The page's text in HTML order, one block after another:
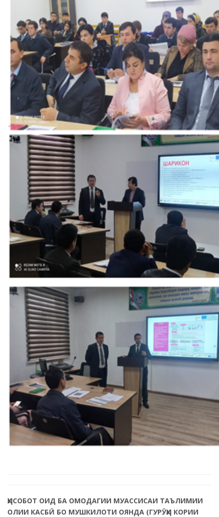
ҲИСОБОТ ОИД БА ОМОДАГИИ МУАССИСАИ ТАЪЛИМИИ
ОЛИИ КАСБӢ БО МУШКИЛОТИ ОЯНДА (ГУРӮҲИ КОРИИ